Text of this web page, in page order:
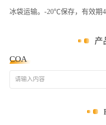
冰袋运输。-20℃保存，有效期4
产
COA
请输入内容